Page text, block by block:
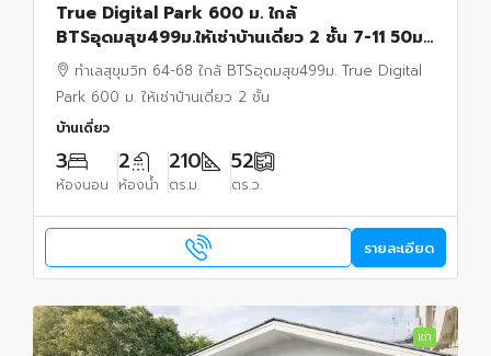
True Digital Park 600 ม. ใกล้
BTSอุดมสุข499ม.ให้เช่าบ้านเดี่ยว 2 ชั้น 7-11 50ม.
52ตร.วา 210 ตร.ม.ทำเลสุขุมวิท 64-68
ทำเลสุขุมวิท 64-68 ใกล้ BTSอุดมสุข499ม. True Digital
Park 600 ม. ให้เช่าบ้านเดี่ยว 2 ชั้น
บ้านเดี่ยว
3
ห้องนอน
2
ห้องน้ำ
210
ตร.ม.
52
ตร.ว.
รายละเอียด
เช่า